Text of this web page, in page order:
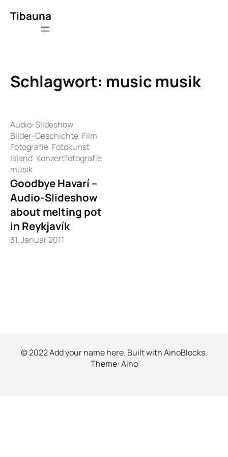
Inhalt
Tibauna
Schlagwort: music musik
Audio-Slideshow
Bilder-Geschichte Film
Fotografie Fotokunst
Island Konzertfotografie
musik
Goodbye Havarí –
Audio-Slideshow
about melting pot
in Reykjavík
31. Januar 2011
© 2022 Add your name here. Built withAinoBlocks.
Theme:Aino